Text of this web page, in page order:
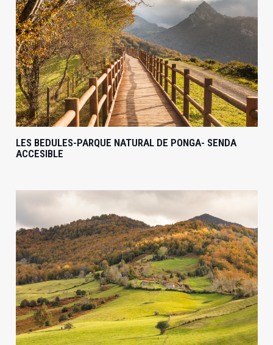
LES BEDULES-PARQUE NATURAL DE PONGA- SENDA
ACCESIBLE